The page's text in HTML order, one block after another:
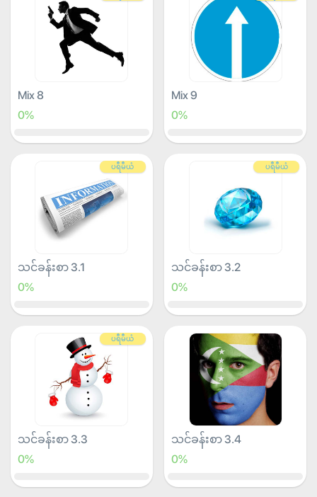
Mix 8
0%
Mix 9
0%
ပရီမီယံ
သင်ခန်းစာ 3.1
0%
ပရီမီယံ
သင်ခန်းစာ 3.2
0%
ပရီမီယံ
သင်ခန်းစာ 3.3
0%
သင်ခန်းစာ 3.4
0%